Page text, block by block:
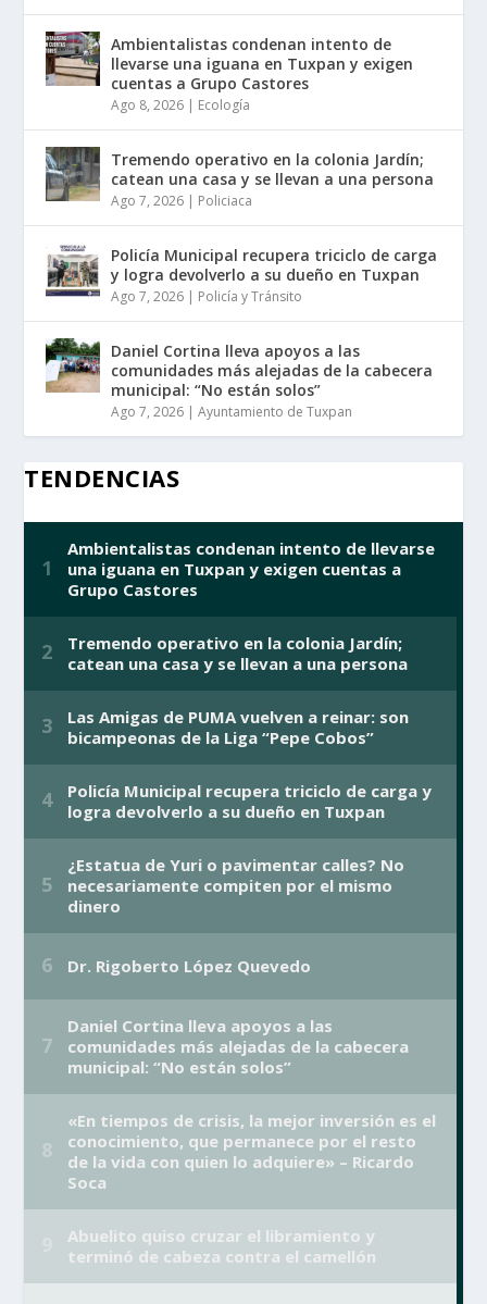
Ambientalistas condenan intento de
llevarse una iguana en Tuxpan y exigen
cuentas a Grupo Castores
Ago 8, 2026 | Ecología
Tremendo operativo en la colonia Jardín;
catean una casa y se llevan a una persona
Ago 7, 2026 | Policiaca
Policía Municipal recupera triciclo de carga
y logra devolverlo a su dueño en Tuxpan
Ago 7, 2026 | Policía y Tránsito
Daniel Cortina lleva apoyos a las
comunidades más alejadas de la cabecera
municipal: “No están solos”
Ago 7, 2026 |Ayuntamiento de Tuxpan
TENDENCIAS